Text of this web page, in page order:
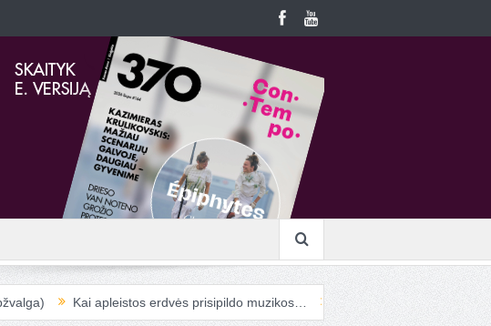
Kai apleistos erdvės prisipildo muzikos… Į „ConTempo“ atvykstanti cirko